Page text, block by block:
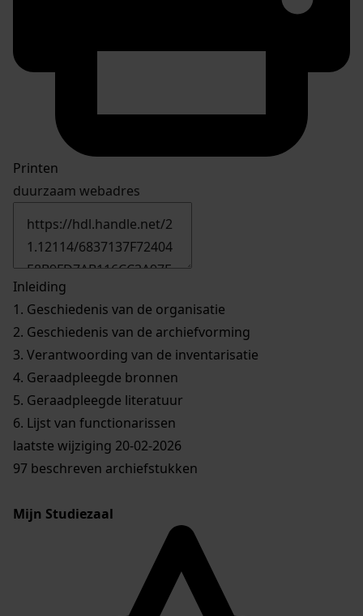
Printen
duurzaam webadres
Inleiding
1. Geschiedenis van de organisatie
2. Geschiedenis van de archiefvorming
3. Verantwoording van de inventarisatie
4. Geraadpleegde bronnen
5. Geraadpleegde literatuur
6. Lijst van functionarissen
laatste wijziging 20-02-2026
97 beschreven archiefstukken
Mijn Studiezaal